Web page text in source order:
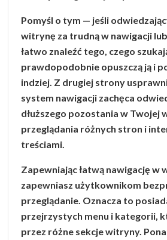
Pomyśl o tym — jeśli
witrynę za trudną w nawigacji
łatwo znaleźć tego, czego
prawdopodobnie opuszczą ją i
indziej. Z drugiej strony
system nawigacji zachęca
dłuższego pozostania w Twojej
przeglądania różnych stron i
treściami.
Zapewniając łatwą nawigację w
zapewniasz użytkownikom
przeglądanie. Oznacza to
przejrzystych menu i kategorii,
przez różne sekcje witryny.